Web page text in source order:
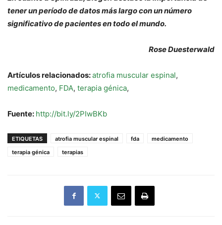
tener un período de datos más largo con un número
significativo de pacientes en todo el mundo.
Rose Duesterwald
Artículos relacionados:atrofia muscular espinal,
medicamento, FDA, terapia génica,
Fuente: http://bit.ly/2PIwBKb
ETIQUETAS atrofia muscular espinal fda
medicamento
terapia génica
terapias